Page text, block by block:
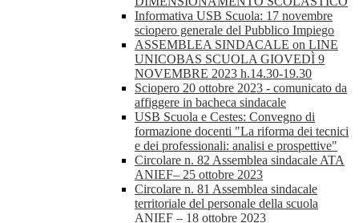
Informativa USB Scuola: 17 novembre
sciopero generale del Pubblico Impiego
ASSEMBLEA SINDACALE on LINE
UNICOBAS SCUOLA GIOVEDÌ 9
NOVEMBRE 2023 h.14.30-19.30
Sciopero 20 ottobre 2023 - comunicato da
affiggere in bacheca sindacale
USB Scuola e Cestes: Convegno di
formazione docenti "La riforma dei tecnici
e dei professionali: analisi e prospettive"
Circolare n. 82 Assemblea sindacale ATA
ANIEF– 25 ottobre 2023
Circolare n. 81 Assemblea sindacale
territoriale del personale della scuola
ANIEF – 18 ottobre 2023